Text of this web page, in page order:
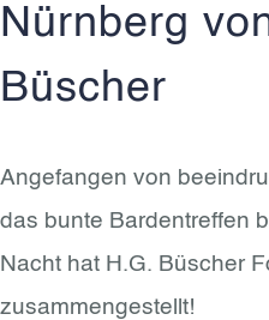
Nürnberg
Büscher
Angefangen von
das bunte Bardentreffen
Nacht hat H.G. Büscher
zusammengestellt!